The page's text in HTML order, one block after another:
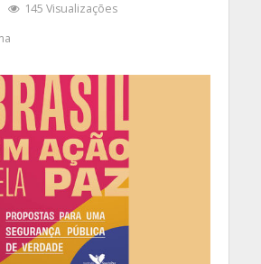
145 Visualizações